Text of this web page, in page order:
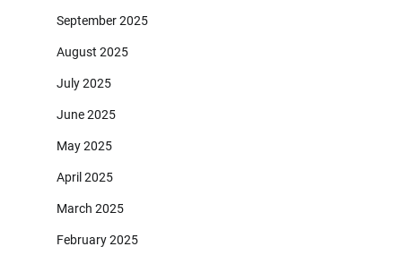
September 2025
August 2025
July 2025
June 2025
May 2025
April 2025
March 2025
February 2025